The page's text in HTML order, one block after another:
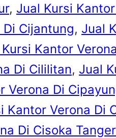
, Jual Kursi
Cijantung, Jual
Kantor
Di Cililitan, Jual
Verona Di
Kantor Verona Di
Di Cisoka